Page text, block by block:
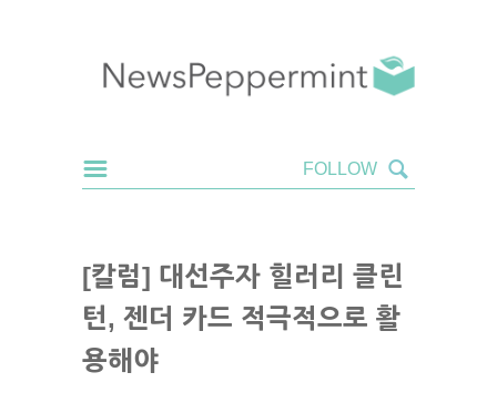
[칼럼] 대선주자 힐러리 클린
턴, 젠더 카드 적극적으로 활
용해야